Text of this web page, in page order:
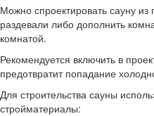
Можно спроектировать сауну из
раздевали либо дополнить
комнатой.
Рекомендуется включить в
предотвратит попадание
Для строительства сауны
стройматериалы: